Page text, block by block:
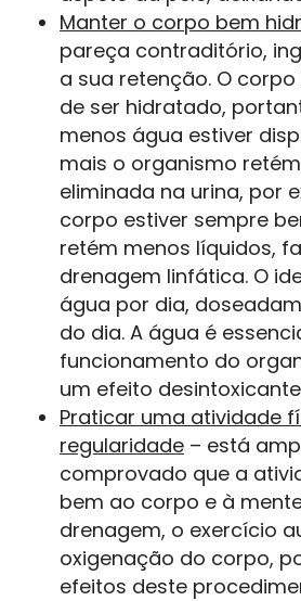
Manter o corpo bem
pareça contraditório,
a sua retenção. O
de ser hidratado,
menos água estiver
mais o organismo
eliminada na urina, por
corpo estiver sempre
retém menos líquidos,
drenagem linfática. O
água por dia,
do dia. A água é
funcionamento do
um efeito
Praticar uma atividade
regularidade – está
comprovado que a
bem ao corpo e à
drenagem, o exercício
oxigenação do corpo,
efeitos deste